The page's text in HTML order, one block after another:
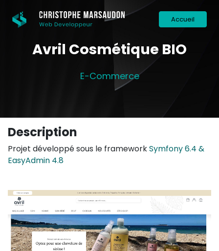
Accueil
Avril Cosmétique BIO
E-Commerce
Description
Projet développé sous le frameworkSymfony 6.4 &
EasyAdmin 4.8